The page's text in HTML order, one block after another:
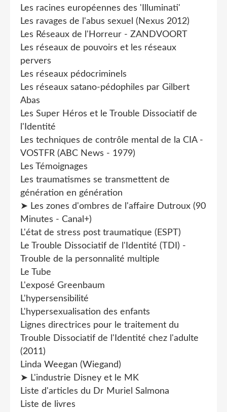
Les racines européennes des 'Illuminati'
Les ravages de l'abus sexuel (Nexus 2012)
Les Réseaux de l'Horreur - ZANDVOORT
Les réseaux de pouvoirs et les réseaux
pervers
Les réseaux pédocriminels
Les réseaux satano-pédophiles par Gilbert
Abas
Les Super Héros et le Trouble Dissociatif de
l'Identité
Les techniques de contrôle mental de la CIA -
VOSTFR (ABC News - 1979)
Les Témoignages
Les traumatismes se transmettent de
génération en génération
➤ Les zones d'ombres de l'affaire Dutroux (90
Minutes - Canal+)
L'état de stress post traumatique (ESPT)
Le Trouble Dissociatif de l'Identité (TDI) -
Trouble de la personnalité multiple
Le Tube
L'exposé Greenbaum
L'hypersensibilité
L'hypersexualisation des enfants
Lignes directrices pour le traitement du
Trouble Dissociatif de l'Identité chez l'adulte
(2011)
Linda Weegan (Wiegand)
➤ L'industrie Disney et le MK
Liste d'articles du Dr Muriel Salmona
Liste de livres